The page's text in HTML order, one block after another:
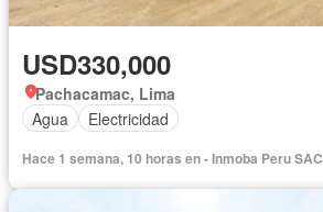
USD330,000
Pachacamac, Lima
Agua
Electricidad
Hace 1 semana, 10 horas en - Inmoba Peru SAC